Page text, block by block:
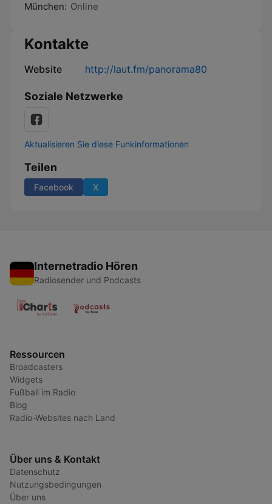
München: Online
Kontakte
Website http://laut.fm/panorama80
Soziale Netzwerke
Aktualisieren Sie diese Funkinformationen
Teilen
Facebook X
Internetradio Hören
Radiosender und Podcasts
Ressourcen
Broadcasters
Widgets
Fußball im Radio
Blog
Radio-Websites nach Land
Über uns & Kontakt
Datenschutz
Nutzungsbedingungen
Über uns